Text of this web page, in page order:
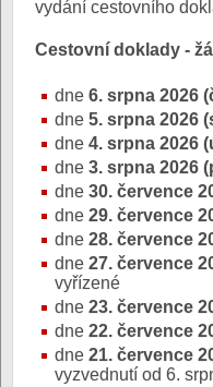
vydání cestovního
Cestovní doklady -
dne 6. srpna 2026
dne 5. srpna 2026
dne 4. srpna 2026
dne 3. srpna 2026
dne 30. července
dne 29. července
dne 28. července
dne 27. července
vyřízené
dne 23. července
dne 22. července
dne 21. července
vyzvednutí od 6.